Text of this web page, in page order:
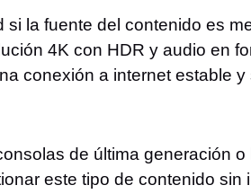
la fuente del contenido es
4K con HDR y audio en
conexión a internet estable
de última generación
este tipo de contenido sin